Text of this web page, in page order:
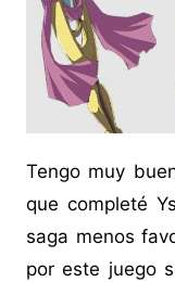
Tengo muy
que completé
saga menos
por este juego